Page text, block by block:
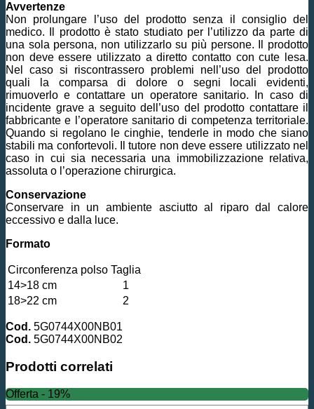
Avvertenze
Non prolungare l’uso del prodotto senza il consiglio del
medico. Il prodotto è stato studiato per l’utilizzo da parte di
una sola persona, non utilizzarlo su più persone. Il prodotto
non deve essere utilizzato a diretto contatto con cute lesa.
Nel caso si riscontrassero problemi nell’uso del prodotto
quali la comparsa di dolore o segni locali evidenti,
rimuoverlo e contattare un operatore sanitario. In caso di
incidente grave a seguito dell’uso del prodotto contattare il
fabbricante e l’operatore sanitario di competenza territoriale.
Quando si regolano le cinghie, tenderle in modo che siano
stabili ma confortevoli. Il tutore non deve essere utilizzato nel
caso in cui sia necessaria una immobilizzazione relativa,
assoluta o l’operazione chirurgica.
Conservazione
Conservare in un ambiente asciutto al riparo dal calore
eccessivo e dalla luce.
Formato
Circonferenza polso Taglia
14>18 cm
1
18>22 cm
2
Cod. 5G0744X00NB01
Cod. 5G0744X00NB02
Prodotti correlati
Offerta - 19%